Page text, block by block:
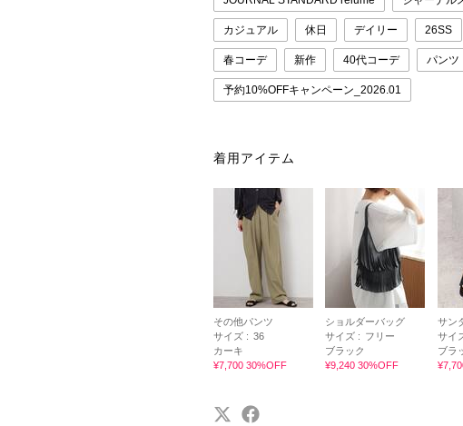
カジュアル 休日 デイリー 26SS
春コーデ 新作 40代コーデ パンツ
予約10%OFFキャンペーン_2026.01
着用アイテム
その他パンツ
サイズ : 36
カーキ
¥7,700 30%OFF
ショルダーバッグ
サイズ : フリー
ブラック
¥9,240 30%OFF
サン
サイ
ブラ